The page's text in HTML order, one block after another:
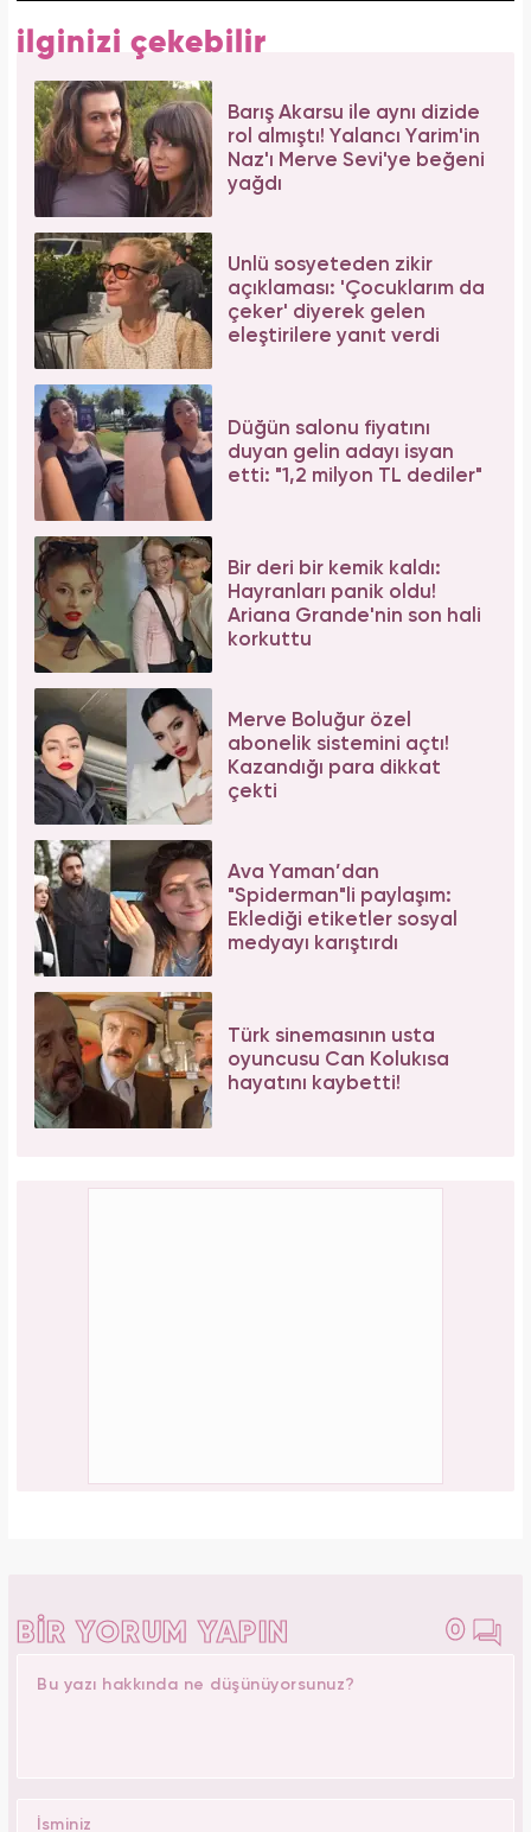
ilginizi çekebilir
Barış Akarsu ile aynı dizide
rol almıştı! Yalancı Yarim'in
Naz'ı Merve Sevi'ye beğeni
yağdı
Ünlü sosyeteden zikir
açıklaması: 'Çocuklarım da
çeker' diyerek gelen
eleştirilere yanıt verdi
Düğün salonu fiyatını
duyan gelin adayı isyan
etti: "1,2 milyon TL dediler"
Bir deri bir kemik kaldı:
Hayranları panik oldu!
Ariana Grande'nin son hali
korkuttu
Merve Boluğur özel
abonelik sistemini açtı!
Kazandığı para dikkat
çekti
Ava Yaman’dan
"Spiderman"li paylaşım:
Eklediği etiketler sosyal
medyayı karıştırdı
Türk sinemasının usta
oyuncusu Can Kolukısa
hayatını kaybetti!
BİR YORUM YAPIN 0